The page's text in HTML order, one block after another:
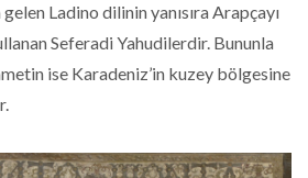
gelen Ladino dilinin yanısıra Arapçayı
Seferadi Yahudilerdir. Bununla
ise Karadeniz’in kuzey bölgesine